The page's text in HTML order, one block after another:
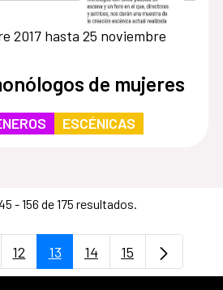
2017 hasta 25 noviembre
de mujeres
ESCÉNICAS
- 156 de 175 resultados.
intermedias Use TAB para
Página
12 Página
13 Página
14 Página
15